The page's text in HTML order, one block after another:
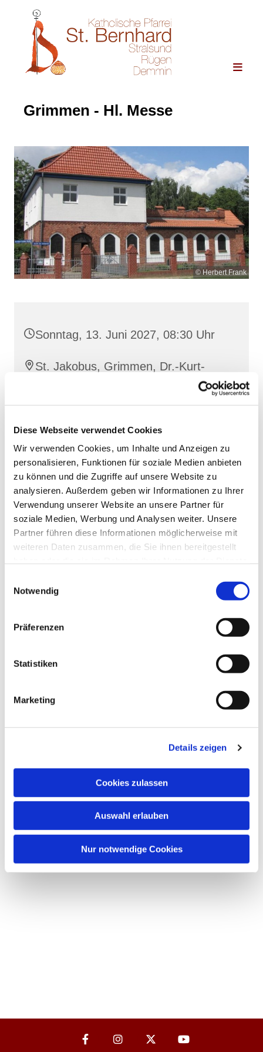
Diese Webseite verwendet Cookies
Wir verwenden Cookies, um Inhalte und Anzeigen zu
personalisieren, Funktionen für soziale Medien anbieten
zu können und die Zugriffe auf unsere Website zu
analysieren. Außerdem geben wir Informationen zu Ihrer
Verwendung unserer Website an unsere Partner für
soziale Medien, Werbung und Analysen weiter. Unsere
Partner führen diese Informationen möglicherweise mit
weiteren Daten zusammen, die Sie ihnen bereitgestellt
Notwendig
Präferenzen
Statistiken
Marketing
Details zeigen
Cookies zulassen
Auswahl erlauben
Nur notwendige Cookies
Grimmen - Hl. Messe
© Herbert Frank
Sonntag, 13. Juni 2027, 08:30 Uhr
St. Jakobus, Grimmen, Dr.-Kurt-
Fischer-Straße 1, 18507 Grimmen